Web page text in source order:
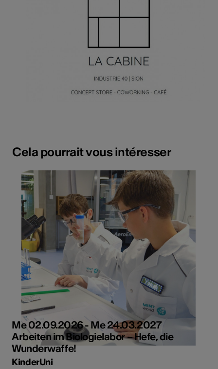
Cela pourrait vous intéresser
Me 02.09.2026 - Me 24.03.2027
Arbeiten im Biologielabor – Hefe, die
Wunderwaffe!
KinderUni